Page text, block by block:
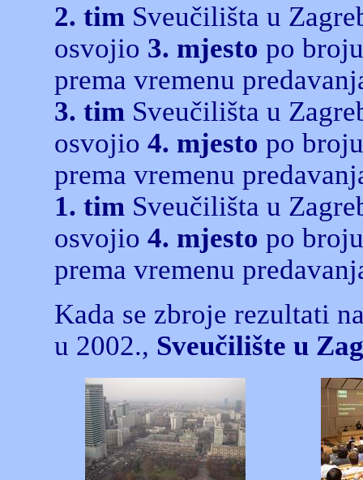
2. tim Sveučilišta u
osvojio 3. mjesto po
prema vremenu
3. tim Sveučilišta u
osvojio 4. mjesto po
prema vremenu
1. tim Sveučilišta u
osvojio 4. mjesto po
prema vremenu
Kada se zbroje rezultati
u 2002., Sveučilište u